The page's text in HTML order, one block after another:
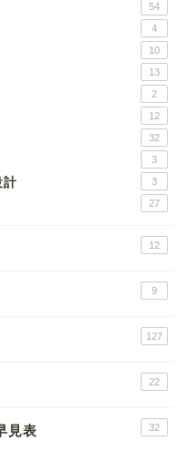
54
4
10
13
2
12
32
3
計 3
27
12
9
127
22
見表 32